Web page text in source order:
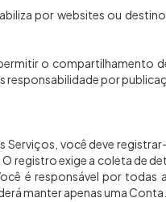
por websites ou
o compartilhamento
responsabilidade por
Serviços, você deve
registro exige a coleta de
é responsável por todas
manter apenas uma Conta.